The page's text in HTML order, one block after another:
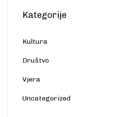
Kategorije
Kultura
Društvo
Vjera
Uncategorized